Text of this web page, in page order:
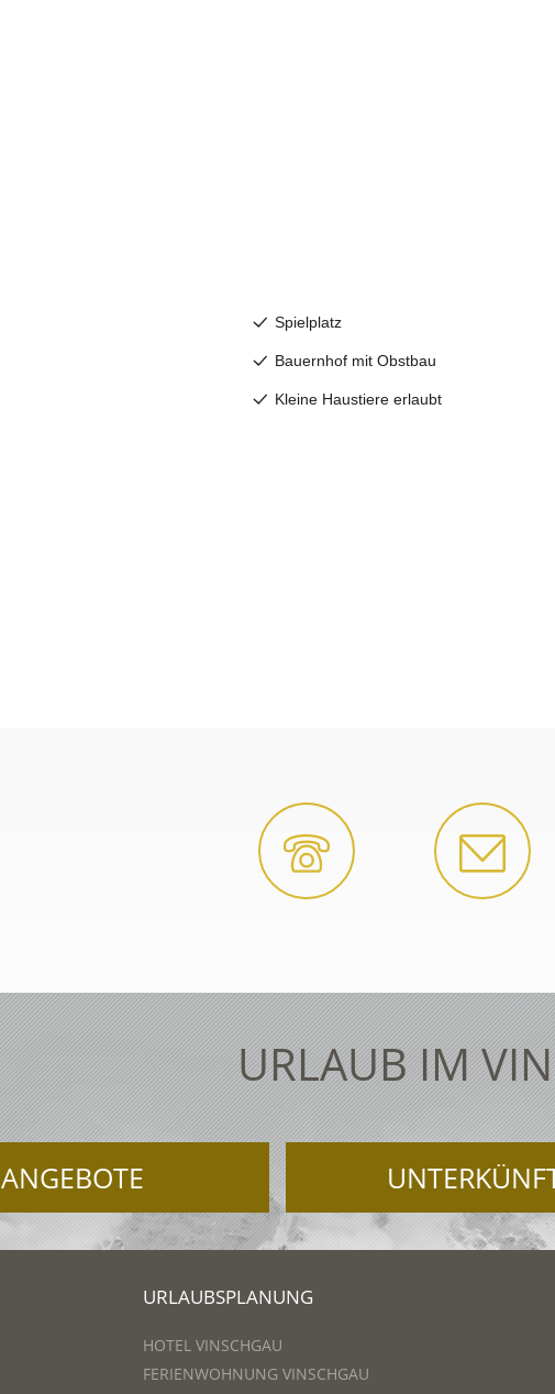
URLAUB IM
ANGEBOTE
URLAUBSPLANUNG
HOTEL VINSCHGAU
FERIENWOHNUNG VINSCHGAU